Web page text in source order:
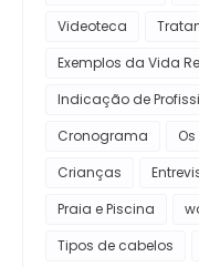
Videoteca
Exemplos da Vida
Indicação de
Cronograma
Crianças
Praia e Piscina
Tipos de cabelos